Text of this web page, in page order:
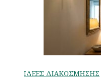
ΙΔΕΕΣ ΔΙΑΚΟΣΜΗΣΗΣ